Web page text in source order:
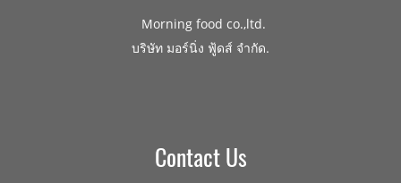
Morning food co.,ltd.
บริษัท มอร์นิ่ง ฟู้ดส์ จำกัด.
Contact Us